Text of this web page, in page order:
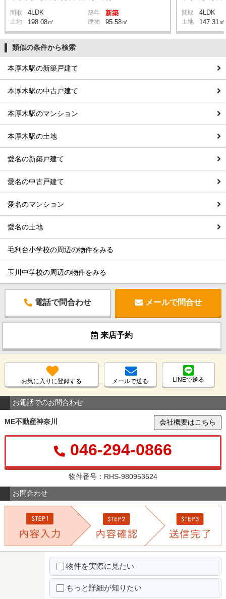
間取 4LDK 築年 新築
土地 198.08㎡ 建物 95.58㎡
間取 4LDK
土地 147.31㎡
類似の条件から検索
本厚木駅の新築戸建て
本厚木駅の中古戸建て
本厚木駅のマンション
本厚木駅の土地
愛名の新築戸建て
愛名の中古戸建て
愛名のマンション
愛名の土地
毛利台小学校の周辺の物件をみる
玉川中学校の周辺の物件をみる
電話で問合わせ メールで問合せ
来店予約
お気に入りに登録する メールで送る LINEで送る
お電話でのお問合わせ
ME不動産神奈川 会社概要はこちら
046-294-0866
物件番号：RHS-980953624
お問合わせ
物件を実際に見たい
もっと詳細が知りたい